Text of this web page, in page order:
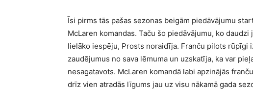
Īsi pirms tās pašas sezonas beigām piedāvājumu
McLaren komandas. Taču šo piedāvājumu, ko
lielāko iespēju, Prosts noraidīja. Franču pilots rūpīgi
zaudējumus no sava lēmuma un uzskatīja, ka var
nesagatavots. McLaren komandā labi apzinājās
drīz vien atradās līgums jau uz visu nākamā gada